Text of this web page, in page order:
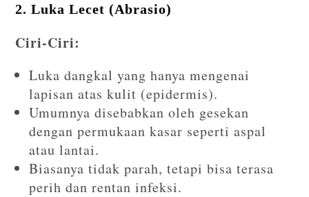
2. Luka Lecet (Abrasio)
Ciri-Ciri:
Luka dangkal yang hanya mengenai
lapisan atas kulit (epidermis).
Umumnya disebabkan oleh gesekan
dengan permukaan kasar seperti aspal
atau lantai.
Biasanya tidak parah, tetapi bisa terasa
perih dan rentan infeksi.